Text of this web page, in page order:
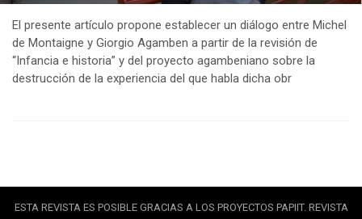
El presente artículo propone establecer un diálogo entre Michel
de Montaigne y Giorgio Agamben a partir de la revisión de
“Infancia e historia” y del proyecto agambeniano sobre la
destrucción de la experiencia del que habla dicha obr
ESTA REVISTA ES POSIBLE GRACIAS A LOS PROYECTOS PAPIIT. REVISTA